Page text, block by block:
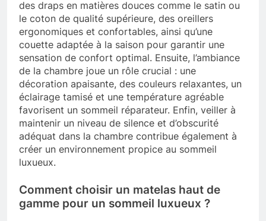
des draps en matières douces comme le satin ou
le coton de qualité supérieure, des oreillers
ergonomiques et confortables, ainsi qu’une
couette adaptée à la saison pour garantir une
sensation de confort optimal. Ensuite, l’ambiance
de la chambre joue un rôle crucial : une
décoration apaisante, des couleurs relaxantes, un
éclairage tamisé et une température agréable
favorisent un sommeil réparateur. Enfin, veiller à
maintenir un niveau de silence et d’obscurité
adéquat dans la chambre contribue également à
créer un environnement propice au sommeil
luxueux.
Comment choisir un matelas haut de
gamme pour un sommeil luxueux ?